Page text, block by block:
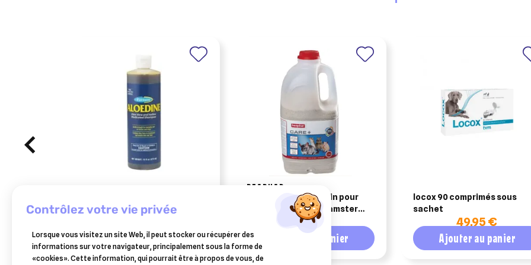
shampooing désinfectant
Ajouter au panier
BEAPHAR
beaphar sable de bain pour
chinchilla gerbille hamster
6,35 €
Ajouter au panier
locox 90 comprimés sous
sachet
49,95 €
Ajouter au panier
contrôlez votre vie privée
Lorsque vous visitez un site Web, il peut stocker ou récupérer des
informations sur votre navigateur, principalement sous la forme de
«cookies». Cette information, qui pourrait être à propos de vous, de